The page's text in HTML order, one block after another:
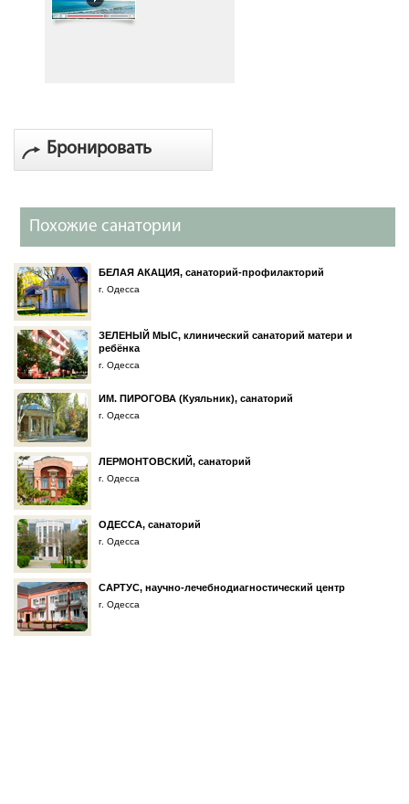
Бронировать
Похожие санатории
БЕЛАЯ АКАЦИЯ, санаторий-профилакторий
г. Одесса
ЗЕЛЕНЫЙ МЫС, клинический санаторий матери и
ребёнка
г. Одесса
ИМ. ПИРОГОВА (Куяльник), санаторий
г. Одесса
ЛЕРМОНТОВСКИЙ, санаторий
г. Одесса
ОДЕССА, санаторий
г. Одесса
САРТУС, научно-лечебнодиагностический центр
г. Одесса